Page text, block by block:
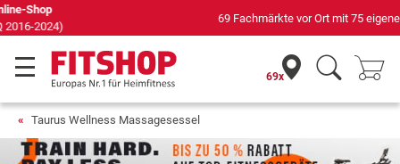
69 Fachmärkte vor Ort mit 75 eigenen Servicetechnikern
69x
Taurus Wellness Massagesessel